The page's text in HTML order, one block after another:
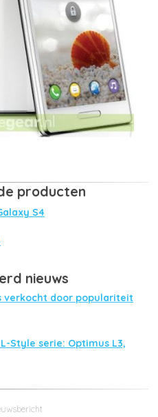
producten
S4
nieuws
verkocht door populariteit
Style serie: Optimus L3,